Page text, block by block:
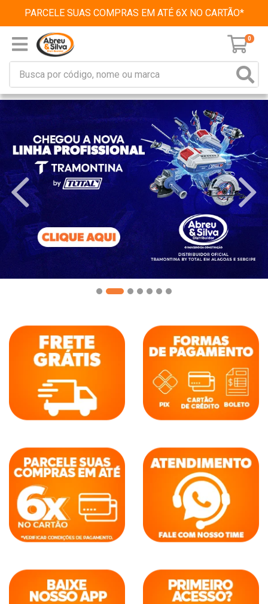
PARCELE SUAS COMPRAS EM ATÉ 6X NO CARTÃO*
0